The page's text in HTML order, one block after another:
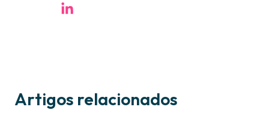
Artigos relacionados